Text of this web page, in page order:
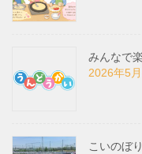
みんなで
2026年5
こいのぼ